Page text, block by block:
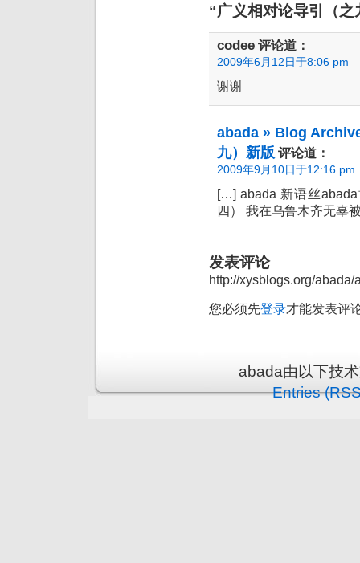
“广义相对论导引（
codee 评论道：
2009年6月12日于8:06 pm
谢谢
abada » Blog
九）新版 评论道：
2009年9月10日于12:16 pm
[…] abada 新语丝
四） 我在乌鲁木齐无辜
发表评论
http://xysblogs.org/abada/
您必须先登录才能发表评
abada由以下技
Entries